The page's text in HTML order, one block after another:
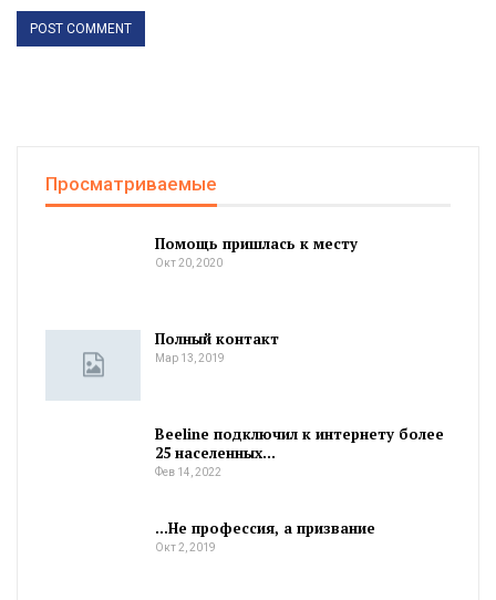
Просматриваемые
Помощь пришлась к месту
Окт 20, 2020
Полный контакт
Мар 13, 2019
Beeline подключил к интернету более
25 населенных…
Фев 14, 2022
…Не профессия, а призвание
Окт 2, 2019